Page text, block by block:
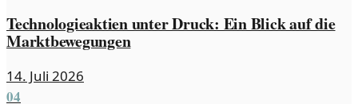
Technologieaktien unter Druck: Ein Blick auf die
Marktbewegungen
14. Juli 2026
04